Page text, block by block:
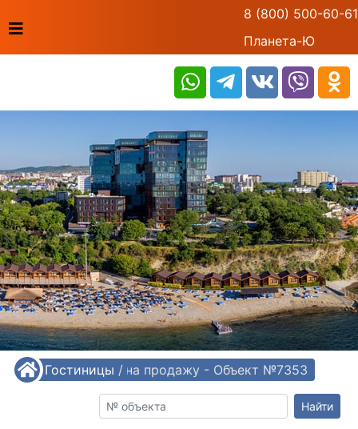
8 (800) 500-60-61
Планета-Ю
/ Гостиницы /
Гостиница на продажу - Объект №7353
Найти